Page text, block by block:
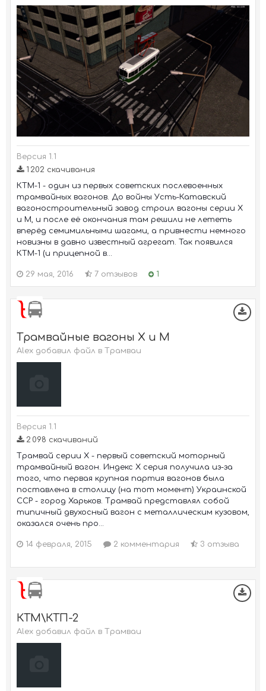
Версия 1.1
1 202 скачивания
КТМ-1 - один из первых советских послевоенных
трамвайных вагонов. До войны Усть-Катавский
вагоностроительный завод строил вагоны серии Х
и М, и после её окончания там решили не лететь
вперёд семимильными шагами, а привнести немного
новизны в давно известный агрегат. Так появился
КТМ-1 (и прицепной в...
29 мая, 2016 7 отзывов 1
Трамвайные вагоны Х и М
Alex добавил файл в Трамваи
Версия 1.1
2 098 скачиваний
Трамвай серии Х - первый советский моторный
трамвайный вагон. Индекс Х серия получила из-за
того, что первая крупная партия вагонов была
поставлена в столицу (на тот момент) Украинской
ССР - город Харьков. Трамвай представлял собой
типичный двухосный вагон с металлическим кузовом,
оказался очень про...
14 февраля, 2015 2 комментария 3 отзыва
КТМ\КТП-2
Alex добавил файл в Трамваи